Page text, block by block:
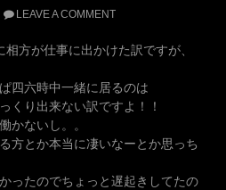
LEAVE A COMMENT
方が仕事に出かけた訳ですが、
四六時中一緒に居るのは
くり出来ない訳ですよ！！
かないし。。
方とか本当に凄いなーとか思っち
ったのでちょっと遅起きしてたの